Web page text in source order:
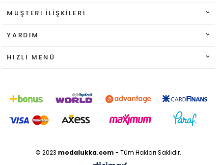
MÜŞTERI İLIŞKILERI
YARDIM
HIZLI MENÜ
© 2023 modalukka.com - Tüm Hakları Saklıdır.